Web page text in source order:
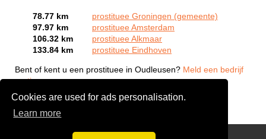
Cookies are used for ads personalisation.
Learn more
78.77 km
prostituee Groningen (gemeente)
97.97 km
prostituee Amsterdam
106.32 km
prostituee Alkmaar
133.84 km
prostituee Eindhoven
Bent of kent u een prostituee in Oudleusen? Meld een bedrijf
gratis aan